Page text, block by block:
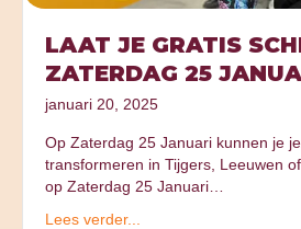
LAAT JE GRATIS
ZATERDAG 25
januari 20, 2025
Op Zaterdag 25 Januari kunnen je
transformeren in Tijgers, Leeuwen
op Zaterdag 25 Januari…
Lees verder...